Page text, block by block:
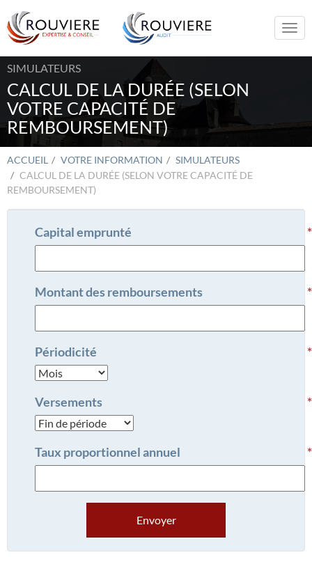
SIMULATEURS
CALCUL DE LA DURÉE (SELON
VOTRE CAPACITÉ DE
REMBOURSEMENT)
ACCUEIL VOTRE INFORMATION
SIMULATEURS
CALCUL DE LA DURÉE (SELON VOTRE CAPACITÉ DE
REMBOURSEMENT)
Capital emprunté
Montant des remboursements
Périodicité
Versements
Taux proportionnel annuel
Envoyer